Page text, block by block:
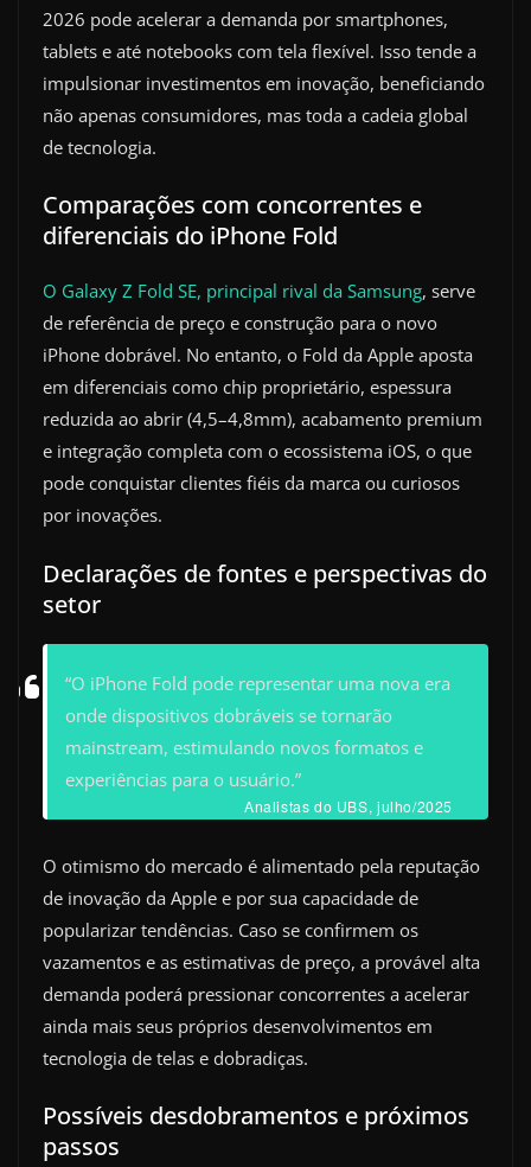
2026 pode acelerar a demanda por smartphones,
tablets e até notebooks com tela flexível. Isso tende a
impulsionar investimentos em inovação, beneficiando
não apenas consumidores, mas toda a cadeia global
de tecnologia.
Comparações com concorrentes e
diferenciais do iPhone Fold
O Galaxy Z Fold SE, principal rival da Samsung, serve
de referência de preço e construção para o novo
iPhone dobrável. No entanto, o Fold da Apple aposta
em diferenciais como chip proprietário, espessura
reduzida ao abrir (4,5–4,8mm), acabamento premium
e integração completa com o ecossistema iOS, o que
pode conquistar clientes fiéis da marca ou curiosos
por inovações.
Declarações de fontes e perspectivas do
setor
“O iPhone Fold pode representar uma nova era
onde dispositivos dobráveis se tornarão
mainstream, estimulando novos formatos e
experiências para o usuário.”
Analistas do UBS, julho/2025
O otimismo do mercado é alimentado pela reputação
de inovação da Apple e por sua capacidade de
popularizar tendências. Caso se confirmem os
vazamentos e as estimativas de preço, a provável alta
demanda poderá pressionar concorrentes a acelerar
ainda mais seus próprios desenvolvimentos em
tecnologia de telas e dobradiças.
Possíveis desdobramentos e próximos
passos